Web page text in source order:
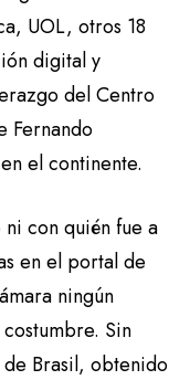
UOL, otros 18
digital y
del Centro
Fernando
el continente.
con quién fue a
en el portal de
ningún
Sin
Brasil, obtenido